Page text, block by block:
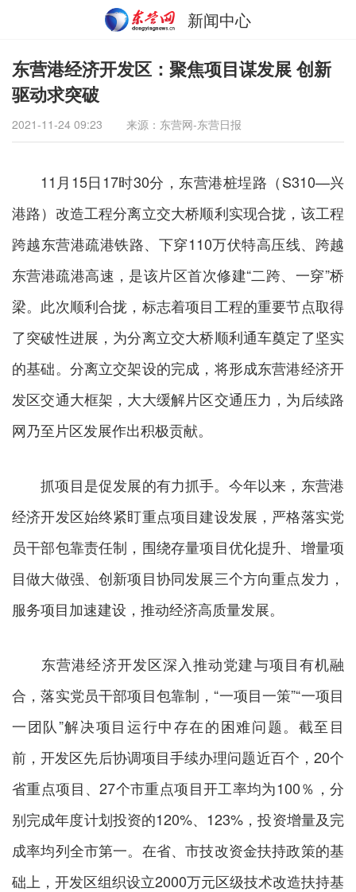
新闻中心
东营港经济开发区：聚焦项目谋发展 创新
驱动求突破
2021-11-24 09:23 来源：东营网-东营日报
11月15日17时30分，东营港桩埕路（S310—兴
港路）改造工程分离立交大桥顺利实现合拢，该工程
跨越东营港疏港铁路、下穿110万伏特高压线、跨越
东营港疏港高速，是该片区首次修建“二跨、一穿”桥
梁。此次顺利合拢，标志着项目工程的重要节点取得
了突破性进展，为分离立交大桥顺利通车奠定了坚实
的基础。分离立交架设的完成，将形成东营港经济开
发区交通大框架，大大缓解片区交通压力，为后续路
网乃至片区发展作出积极贡献。
抓项目是促发展的有力抓手。今年以来，东营港
经济开发区始终紧盯重点项目建设发展，严格落实党
员干部包靠责任制，围绕存量项目优化提升、增量项
目做大做强、创新项目协同发展三个方向重点发力，
服务项目加速建设，推动经济高质量发展。
东营港经济开发区深入推动党建与项目有机融
合，落实党员干部项目包靠制，“一项目一策”“一项目
一团队”解决项目运行中存在的困难问题。截至目
前，开发区先后协调项目手续办理问题近百个，20个
省重点项目、27个市重点项目开工率均为100％，分
别完成年度计划投资的120%、123%，投资增量及完
成率均列全市第一。在省、市技改资金扶持政策的基
础上，开发区组织设立2000万元区级技术改造扶持基